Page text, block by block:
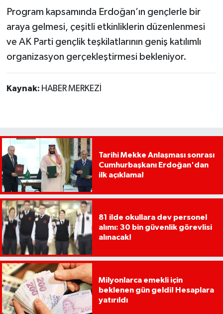
Program kapsamında Erdoğan’ın gençlerle bir
araya gelmesi, çeşitli etkinliklerin düzenlenmesi
ve AK Parti gençlik teşkilatlarının geniş katılımlı
organizasyon gerçekleştirmesi bekleniyor.
Kaynak: HABER MERKEZİ
Tarihi Mekke Anlaşması sonrası
Cumhurbaşkanı Erdoğan'dan
ilk açıklama!
81 ilde okullara dev personel
alımı: 30 bin güvenlik görevlisi
alınacak!
Milyonlarca emekli için
beklenen gün geldi! Hesaplara
yatırıldı